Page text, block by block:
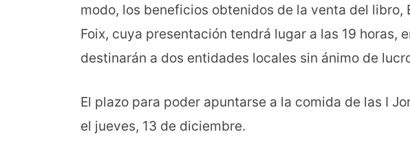
modo, los beneficios obtenidos de la venta del libro,
Foix, cuya presentación tendrá lugar a las 19 horas,
destinarán a dos entidades locales sin ánimo de
El plazo para poder apuntarse a la comida de las I
el jueves, 13 de diciembre.